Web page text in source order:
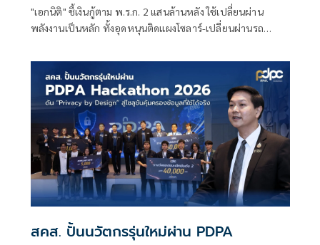
"เอกนิติ" ชี้เงินกู้ตาม พ.ร.ก. 2 แสนล้านหลัง ใช้เปลี่ยนผ่าน
พลังงานเป็นหลัก ทั้งอุดหนุนติดแผงโซลาร์-เปลี่ยนผ่านรถ
พร้อมให้ใช้กับไทยเที่ยวไทยพลัส ส่วนไทยช่วยไทยพลัส เฟส 2
รอประเมินความเหมาะสม นายกฯ เผยจะพยายาม
สคส. ปั้นนวัตกรรุ่นใหม่ผ่าน PDPA